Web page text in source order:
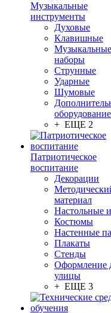
Музыкальные
инструменты
Духовые
Клавишные
Музыкальные
наборы
Струнные
Ударные
Шумовые
оборудование
+ ЕЩЕ 2
Патриотическое
воспитание
Декорации
материал
Настольные
Костюмы
Настенные
Плакаты
Стенды
Оформление
улицы
+ ЕЩЕ 3